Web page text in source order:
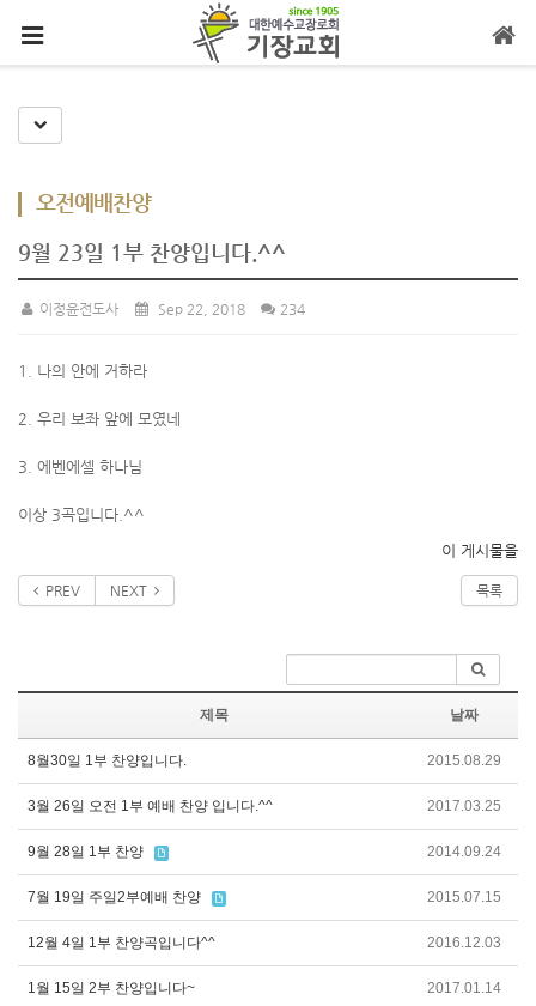
Toggle Dropdown
오전예배찬양
9월 23일 1부 찬양입니다.^^
이정윤전도사 Sep 22, 2018 234
1. 나의 안에 거하라
2. 우리 보좌 앞에 모였네
3. 에벤에셀 하나님
이상 3곡입니다.^^
이 게시물을
PREV NEXT 목록
제목 날짜
8월30일 1부 찬양입니다. 2015.08.29
3월 26일 오전 1부 예배 찬양 입니다.^^ 2017.03.25
9월 28일 1부 찬양 2014.09.24
7월 19일 주일2부예배 찬양 2015.07.15
12월 4일 1부 찬양곡입니다^^ 2016.12.03
1월 15일 2부 찬양입니다~ 2017.01.14